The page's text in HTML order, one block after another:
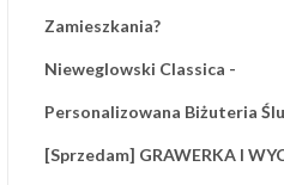
MAR
„Shallow”, zdobyła
niesamowitym 128-
karatowym,
Zamieszkania?
Nieweglowski Classica -
Personalizowana Biżuteria
[Sprzedam] GRAWERKA I